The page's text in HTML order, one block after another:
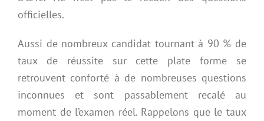
officielles.
Aussi de nombreux candidat tournant à 90 % de
taux de réussite sur cette plate forme se
retrouvent conforté à de nombreuses questions
inconnues et sont passablement recalé au
moment de l’examen réel. Rappelons que le taux